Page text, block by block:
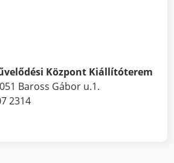
Központ Kiállítóterem
Baross Gábor u.1.
2314